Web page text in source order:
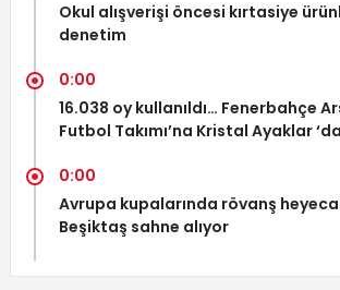
Okul alışverişi öncesi kırtasiye
denetim
0:00
16.038 oy kullanıldı… Fenerbahçe
Futbol Takımı’na Kristal Ayaklar
0:00
Avrupa kupalarında rövanş
Beşiktaş sahne alıyor